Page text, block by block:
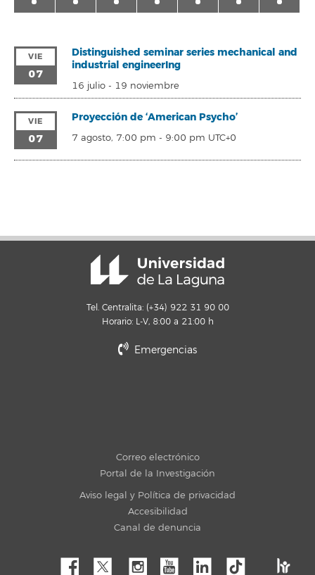
VIE
07
Distinguished seminar series mechanical and
industrial engineerIng
16 julio- 19 noviembre
VIE
07
Proyección de ‘American Psycho’
7 agosto, 7:00 pm - 9:00 pm UTC+0
Tel. Centralita: (+34) 922 31 90 00
Horario: L-V, 8:00 a 21:00 h
Emergencias
Correo electrónico
Portal de la Investigación
Aviso legal y Política de privacidad
Accesibilidad
Canal de denuncia